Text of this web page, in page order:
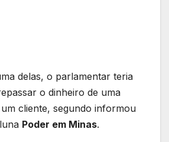
delas, o parlamentar teria
o dinheiro de uma
cliente, segundo informou
Poder em Minas.